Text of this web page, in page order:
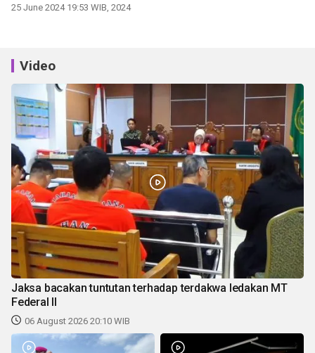
25 June 2024 19:53 WIB, 2024
Video
Jaksa bacakan tuntutan terhadap terdakwa ledakan MT
Federal II
06 August 2026 20:10 WIB